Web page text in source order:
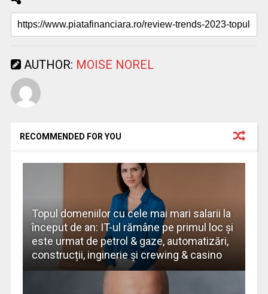
AUTHOR: MOISE NOREL
RECOMMENDED FOR YOU
Topul domeniilor cu cele mai mari salarii la
început de an: IT-ul rămâne pe primul loc și
este urmat de petrol & gaze, automatizări,
construcții, inginerie și crewing & casino